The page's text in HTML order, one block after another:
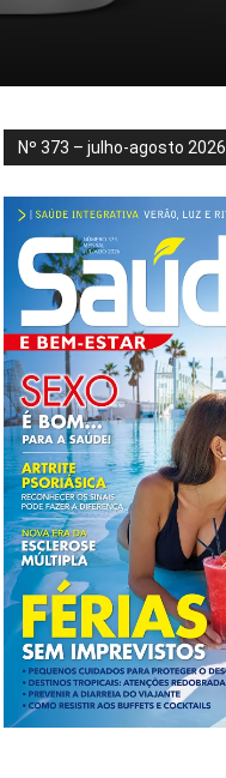
Nº 373 – julho-agosto 2026